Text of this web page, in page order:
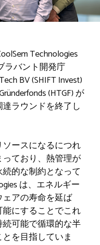
Technologies
ラバント開発庁
BV (SHIFT Invest)
(HTGF) が
ラウンドを終了し
ースになるにつれ
ており、熱管理が
的な制約となって
は、エネルギー
アの寿命を延ば
にすることでこれ
可能で循環的な半
を目指していま